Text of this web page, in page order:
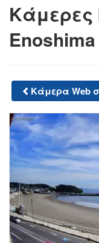
Κάμερες
Enoshima
Κάμερα Web